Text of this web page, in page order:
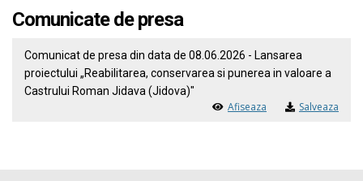
Comunicate de presa
Comunicat de presa din data de 08.06.2026 - Lansarea
proiectului „Reabilitarea, conservarea si punerea in valoare a
Castrului Roman Jidava (Jidova)"
Afiseaza Salveaza